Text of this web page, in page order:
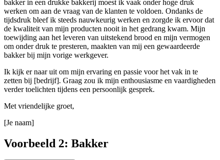
bakker in een drukke bakkerij moest ik vaak onder hoge druk
werken om aan de vraag van de klanten te voldoen. Ondanks de
tijdsdruk bleef ik steeds nauwkeurig werken en zorgde ik ervoor dat
de kwaliteit van mijn producten nooit in het gedrang kwam. Mijn
toewijding aan het leveren van uitstekend brood en mijn vermogen
om onder druk te presteren, maakten van mij een gewaardeerde
bakker bij mijn vorige werkgever.
Ik kijk er naar uit om mijn ervaring en passie voor het vak in te
zetten bij [bedrijf]. Graag zou ik mijn enthousiasme en vaardigheden
verder toelichten tijdens een persoonlijk gesprek.
Met vriendelijke groet,
[Je naam]
Voorbeeld 2: Bakker